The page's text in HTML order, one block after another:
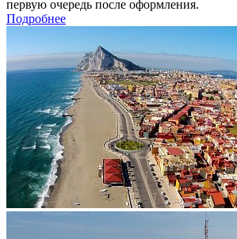
первую очередь после оформления.
Подробнее